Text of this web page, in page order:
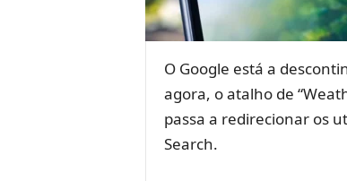
O Google está a
agora, o atalho de
passa a redirecionar os
Search.